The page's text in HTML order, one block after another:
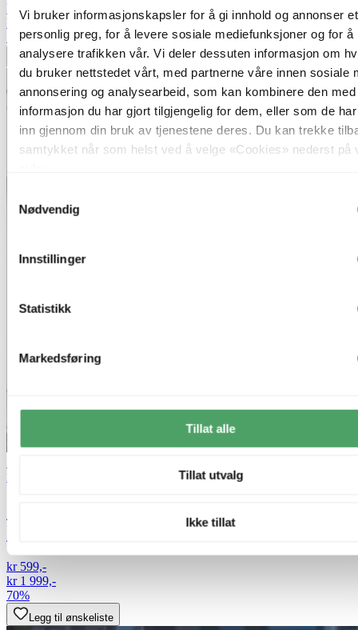
Vi bruker informasjonskapsler for å gi innhold og annonser et
personlig preg, for å levere sosiale mediefunksjoner og for å
analysere trafikken vår. Vi deler dessuten informasjon om
du bruker nettstedet vårt, med partnerne våre innen sosiale
annonsering og analysearbeid, som kan kombinere den med
informasjon du har gjort tilgjengelig for dem, eller som de
inn gjennom din bruk av tjenestene deres. Du kan trekke
samtykket når som helst ved å velge «Cookies» nederst på
Nødvendig
Innstillinger
Statistikk
Markedsføring
Tillat alle
Tillat utvalg
Ikke tillat
kr 299,-
kr 999,-
70%
Legg til ønskeliste
Nova Life
kr 599,-
kr 1 999,-
70%
Legg til ønskeliste